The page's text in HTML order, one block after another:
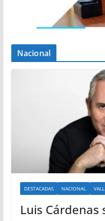
Nacional
DESTACADAS NACIONAL
Luis Cárdenas